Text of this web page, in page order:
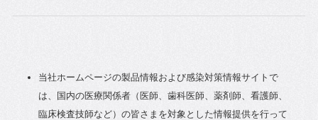
当社ホームページの製品情報および感染対策情報サイトで
は、国内の医療関係者（医師、歯科医師、薬剤師、看護師、
臨床検査技師など）の皆さまを対象とした情報提供を行って